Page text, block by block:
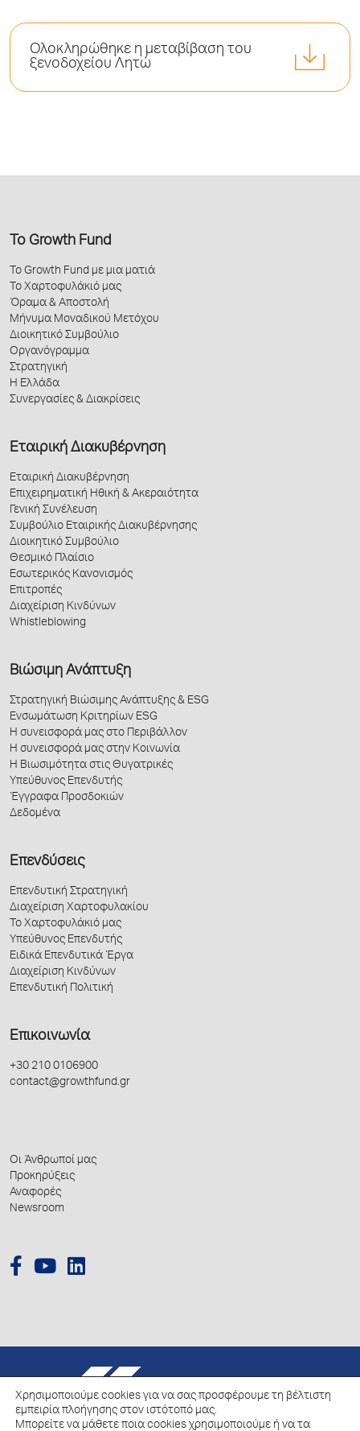
Ολοκληρώθηκε η μεταβίβαση του
ξενοδοχείου Λητώ
Το Growth Fund
Το Growth Fund με μια ματιά
Το Χαρτοφυλάκιό μας
Όραμα & Αποστολή
Μήνυμα Μοναδικού Μετόχου
Διοικητικό Συμβούλιο
Οργανόγραμμα
Στρατηγική
Η Ελλάδα
Συνεργασίες & Διακρίσεις
Εταιρική Διακυβέρνηση
Εταιρική Διακυβέρνηση
Επιχειρηματική Ηθική & Ακεραιότητα
Γενική Συνέλευση
Συμβούλιο Εταιρικής Διακυβέρνησης
Διοικητικό Συμβούλιο
Θεσμικό Πλαίσιο
Εσωτερικός Κανονισμός
Επιτροπές
Διαχείριση Κινδύνων
Whistleblowing
Βιώσιμη Ανάπτυξη
Στρατηγική Βιώσιμης Ανάπτυξης & ESG
Ενσωμάτωση Κριτηρίων ESG
Η συνεισφορά μας στο Περιβάλλον
Η συνεισφορά μας στην Κοινωνία
Η Βιωσιμότητα στις Θυγατρικές
Υπεύθυνος Επενδυτής
Έγγραφα Προσδοκιών
Δεδομένα
Επενδύσεις
Επενδυτική Στρατηγική
Διαχείριση Χαρτοφυλακίου
Το Χαρτοφυλάκιό μας
Υπεύθυνος Επενδυτής
Ειδικά Επενδυτικά Έργα
Διαχείριση Κινδύνων
Επενδυτική Πολιτική
Επικοινωνία
+30 210 0106900
contact@growthfund.gr
Οι Άνθρωποί μας
Προκηρύξεις
Αναφορές
Newsroom
Πολιτική για την επεξεργασία των Δεδομένων Προσωπικού Χαρακτήρα
Χρησιμοποιούμε cookies για να σας προσφέρουμε τη βέλτιστη
εμπειρία πλοήγησης στον ιστότοπό μας.
Μπορείτε να μάθετε ποια cookies χρησιμοποιούμε ή να τα